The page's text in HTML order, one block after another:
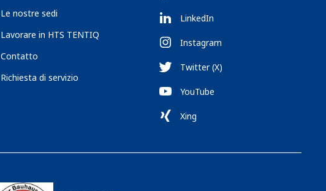
Le nostre sedi
Lavorare in HTS TENTIQ
Contatto
Richiesta di servizio
LinkedIn
Instagram
Twitter (X)
YouTube
Xing